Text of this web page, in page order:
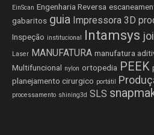
EinScan Engenharia Reversa
gabaritos guia Impressora 3D
Inspeção institucional Intamsys
Laser MANUFATURA manufatura
Multifuncional nylon ortopedia PEEK
planejamento cirurgico portátil
processamento shining3d SLS